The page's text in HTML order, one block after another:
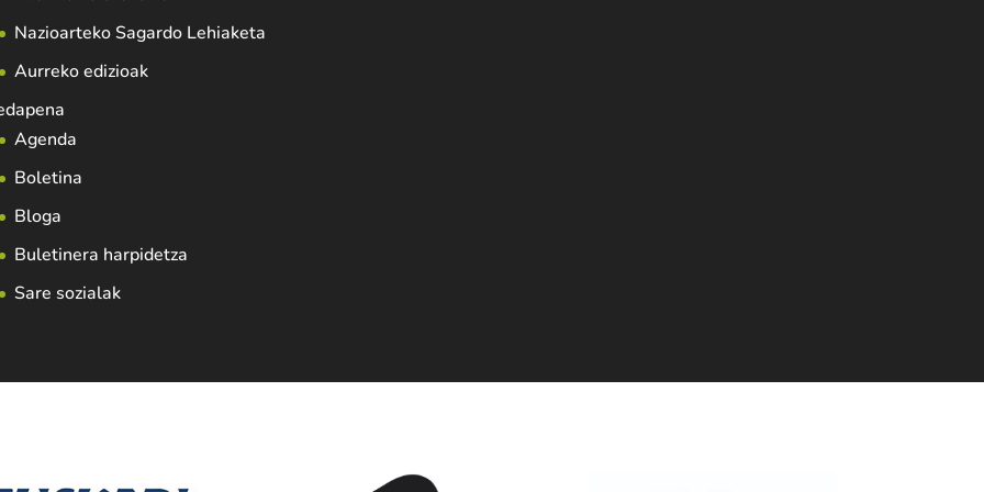
Nazioarteko Sagardo Lehiaketa
Aurreko edizioak
Agenda
Boletina
Bloga
Buletinera harpidetza
Sare sozialak